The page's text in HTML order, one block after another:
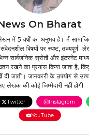
On Bharat
में 5 वर्षों का अनुभव है। मैं सामाजिक
संवेदनशील विषयों पर स्पष्ट,
सार्वजनिक स्रोतों और इंटरनेट
रखने का प्रयास किया जाता है,
दी जाती। जानकारी के उपयोग से
लेखक की कोई जिम्मेदारी नहीं होगी
Twitter Instagram
YouTube